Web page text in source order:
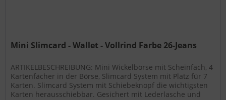
Mini Slimcard - Wallet - Vollrind Farbe 26-Jeans
ARTIKELBESCHREIBUNG: Mini Wickelbörse mit Scheinfach, 4
Kartenfächer in der Börse, Slimcard System mit Platz für 7
Karten. Slimcard System mit Schiebeknopf die wichtigsten
Karten herausschiebbar. Gesichert mit Lederlasche und